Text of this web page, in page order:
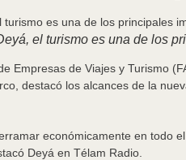
el turismo es una de los
Empresas de Viajes y Turismo
destacó los alcances de la
económicamente en
Deyá en Télam Radio.